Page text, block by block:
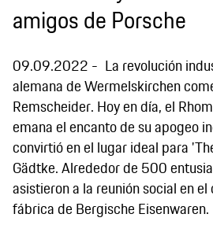
amigos de Porsche
09.09.2022
La revolución
alemana de Wermelskirchen
Remscheider. Hoy en día, el
emana el encanto de su apogeo
convirtió en el lugar ideal para
Gädtke. Alrededor de 500
asistieron a la reunión social en
fábrica de Bergische Eisenwaren.